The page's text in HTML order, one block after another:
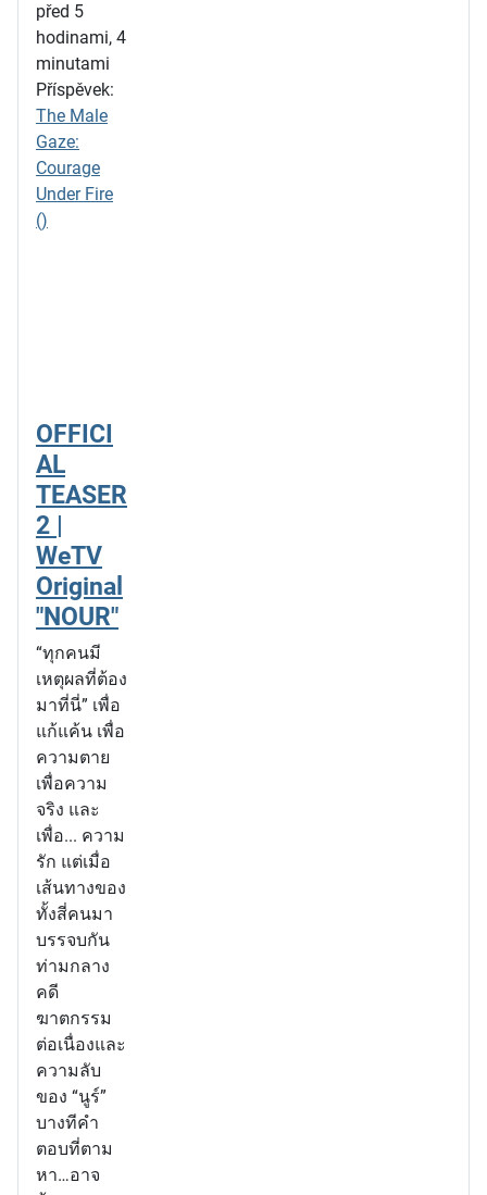
před 5
hodinami, 4
minutami
Příspěvek:
The Male
Gaze:
Courage
Under Fire
()
OFFICI
AL
TEASER
2 |
WeTV
Original
"NOUR"
“ทุกคนมี
เหตุผลที่ต้อง
มาที่นี่” เพื่อ
แก้แค้น เพื่อ
ความตาย
เพื่อความ
จริง และ
เพื่อ... ความ
รัก แต่เมื่อ
เส้นทางของ
ทั้งสี่คนมา
บรรจบกัน
ท่ามกลาง
คดี
ฆาตกรรม
ต่อเนื่องและ
ความลับ
ของ “นูร์”
บางทีคำ
ตอบที่ตาม
หา…อาจ